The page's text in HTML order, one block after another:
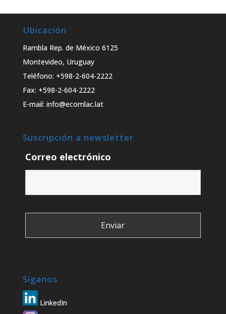
Ubicación
Rambla Rep. de México 6125
Montevideo, Uruguay
Teléfono: +598-2-604-2222
Fax: +598-2-604-2222
E-mail: info@ecomlac.lat
Suscripción a newsletter
Correo electrónico
Síganos
LinkedIn